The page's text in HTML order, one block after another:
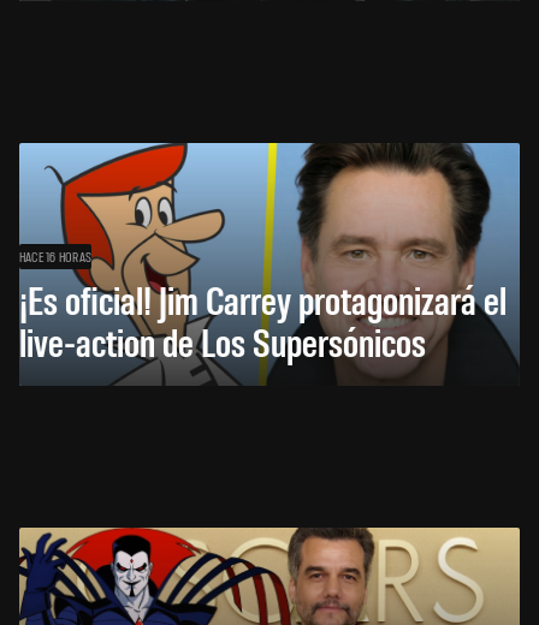
HACE 16 HORAS
¡Es oficial! Jim Carrey protagonizará el
live-action de Los Supersónicos